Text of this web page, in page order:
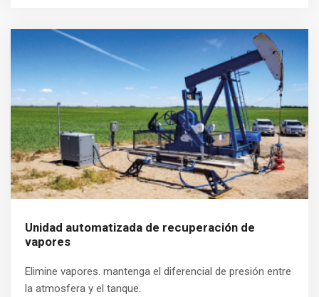
Unidad automatizada de recuperación de
vapores
Elimine vapores. mantenga el diferencial de presión entre
la atmosfera y el tanque.